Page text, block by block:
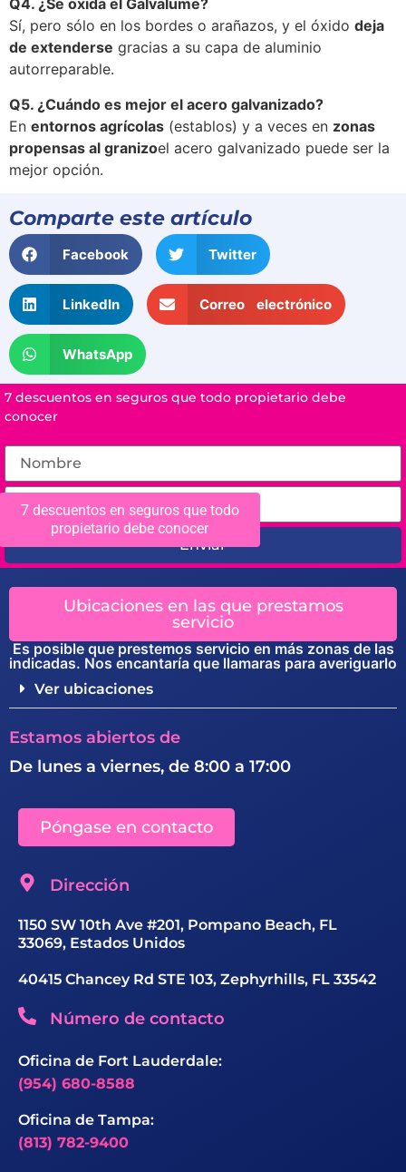
Q4. ¿Se oxida el Galvalume?
Sí, pero sólo en los bordes o arañazos, y el óxido deja
de extenderse gracias a su capa de aluminio
autorreparable.
Q5. ¿Cuándo es mejor el acero galvanizado?
En entornos agrícolas (establos) y a veces en zonas
propensas al granizoel acero galvanizado puede ser la
mejor opción.
7 descuentos en seguros que todo
propietario debe conocer
Comparte este artículo
Facebook Twitter
LinkedIn Correo electrónico
WhatsApp
7 descuentos en seguros que todo propietario debe
conocer
Enviar
Ubicaciones en las que prestamos
servicio
Es posible que prestemos servicio en más zonas de las
indicadas. Nos encantaría que llamaras para averiguarlo
Ver ubicaciones
Estamos abiertos de
De lunes a viernes, de 8:00 a 17:00
Póngase en contacto
Dirección
1150 SW 10th Ave #201, Pompano Beach, FL
33069, Estados Unidos
40415 Chancey Rd STE 103, Zephyrhills, FL 33542
Número de contacto
Oficina de Fort Lauderdale:
(954) 680-8588
Oficina de Tampa:
(813) 782-9400